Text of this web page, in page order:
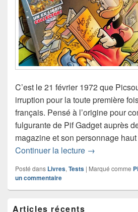
C’est le 21 février 1972 que
irruption pour la toute première
français. Pensé à l’origine pour
fulgurante de Pif Gadget auprès
magazine et son personnage
Continuer la lecture 50 ans de
→
Posté dans Livres, Tests | Marqué comme
un commentaire
Articles récents